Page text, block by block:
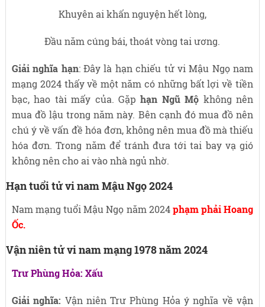
Khuyên ai khấn nguyện hết lòng,
Đầu năm cúng bái, thoát vòng tai ương.
Giải nghĩa hạn: Đây là hạn chiếu tử vi Mậu Ngọ nam
mạng 2024 thấy về một năm có những bất lợi về tiền
bạc, hao tài mấy của. Gặphạn Ngũ Mộ không nên
mua đồ lậu trong năm này. Bên cạnh đó mua đồ nên
chú ý về vấn đề hóa đơn, không nên mua đồ mà thiếu
hóa đơn. Trong năm để tránh đưa tới tai bay vạ gió
không nên cho ai vào nhà ngủ nhờ.
Hạn tuổi tử vi nam Mậu Ngọ 2024
Nam mạng tuổi Mậu Ngọ năm 2024phạm phải Hoang
Ốc.
Vận niên tử vi nam mạng 1978 năm 2024
Trư Phùng Hỏa: Xấu
Giải nghĩa: Vận niên Trư Phùng Hỏa ý nghĩa về vận